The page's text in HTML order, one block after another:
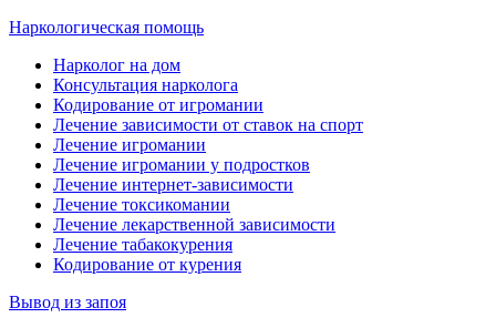
Наркологическая помощь
Нарколог на дом
Консультация нарколога
Кодирование от игромании
Лечение зависимости от ставок на спорт
Лечение игромании
Лечение игромании у подростков
Лечение интернет-зависимости
Лечение токсикомании
Лечение лекарственной зависимости
Лечение табакокурения
Кодирование от курения
Вывод из запоя